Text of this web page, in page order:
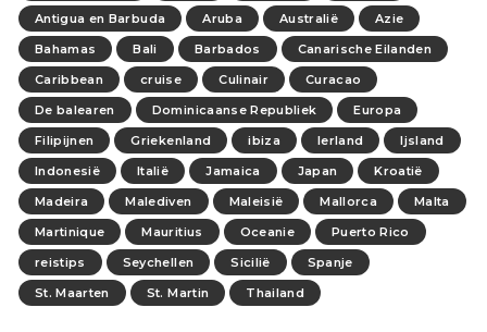
Antigua en Barbuda Aruba Australië
Azie
Bahamas
Bali Barbados
Canarische Eilanden
Caribbean
cruise Culinair
Curacao
De balearen
Dominicaanse Republiek
Europa
Filipijnen
Griekenland ibiza Ierland
Ijsland
Indonesië
Italië Jamaica Japan
Kroatië
Madeira
Malediven Maleisië Mallorca
Malta
Martinique
Mauritius Oceanie
Puerto Rico
reistips
Seychellen Sicilië
Spanje
St. Maarten
St. Martin Thailand